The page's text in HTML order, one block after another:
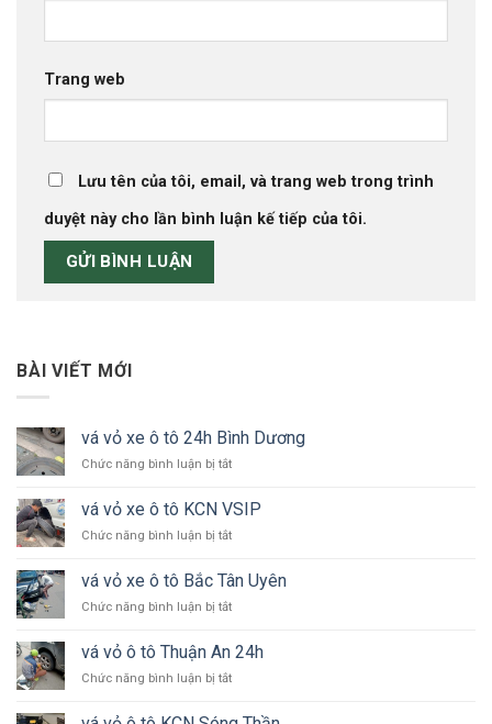
Trang web
Lưu tên của tôi, email, và trang web trong trình
duyệt này cho lần bình luận kế tiếp của tôi.
BÀI VIẾT MỚI
vá vỏ xe ô tô 24h Bình Dương
Chức năng bình luận bị tắtở
vỏ
xe
ô
24h
Dương
vá vỏ xe ô tô KCN VSIP
Chức năng bình luận bị tắtở
vỏ
xe
ô
KCN
vá vỏ xe ô tô Bắc Tân Uyên
Chức năng bình luận bị tắtở
vỏ
xe
ô
Bắc
vá vỏ ô tô Thuận An 24h
Chức năng bình luận bị tắtở